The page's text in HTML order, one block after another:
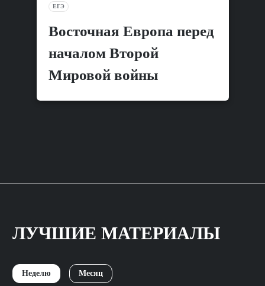
ЕГЭ
Восточная Европа перед
началом Второй
Мировой войны
ЛУЧШИЕ МАТЕРИАЛЫ
Неделю Месяц